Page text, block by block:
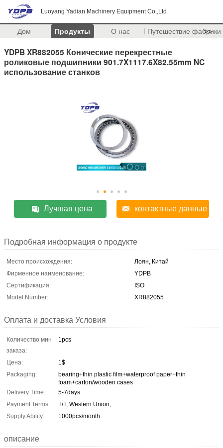
Luoyang Yadian Machinery Equipment Co.,Ltd
Дом Продукты О нас Путешествие фабрики
>>
YDPB XR882055 Конические перекрестные
роликовые подшипники 901.7X1117.6X82.55mm NC
использование станков
Лучшая цена контактные данные
Подробная информация о продукте
Место происхождения:
Лоян, Китай
Фирменное наименование:
YDPB
Сертификация:
ISO
Model Number:
XR882055
Оплата и доставка Условия
Количество мин
заказа:
1pcs
Цена:
1$
Packaging:
bearing+thin plastic film+waterproof paper+thin
foam+carton/wooden cases
Delivery Time:
5-7days
Payment Terms:
T/T, Western Union,
Supply Ability:
1000pcs/month
описание